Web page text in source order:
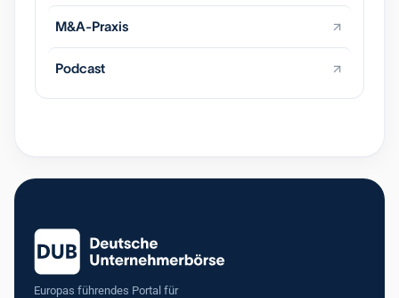
M&A-Praxis
Podcast
Europas führendes Portal für